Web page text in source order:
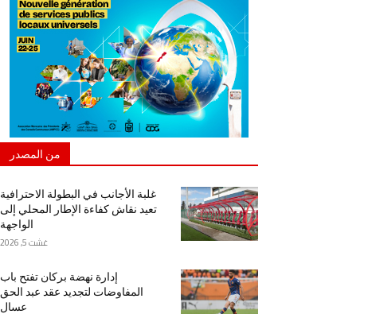
من المصدر
غلبة الأجانب في البطولة الاحترافية
تعيد نقاش كفاءة الإطار المحلي إلى
الواجهة
غشت 5, 2026
إدارة نهضة بركان تفتح باب
المفاوضات لتجديد عقد عبد الحق
عسال